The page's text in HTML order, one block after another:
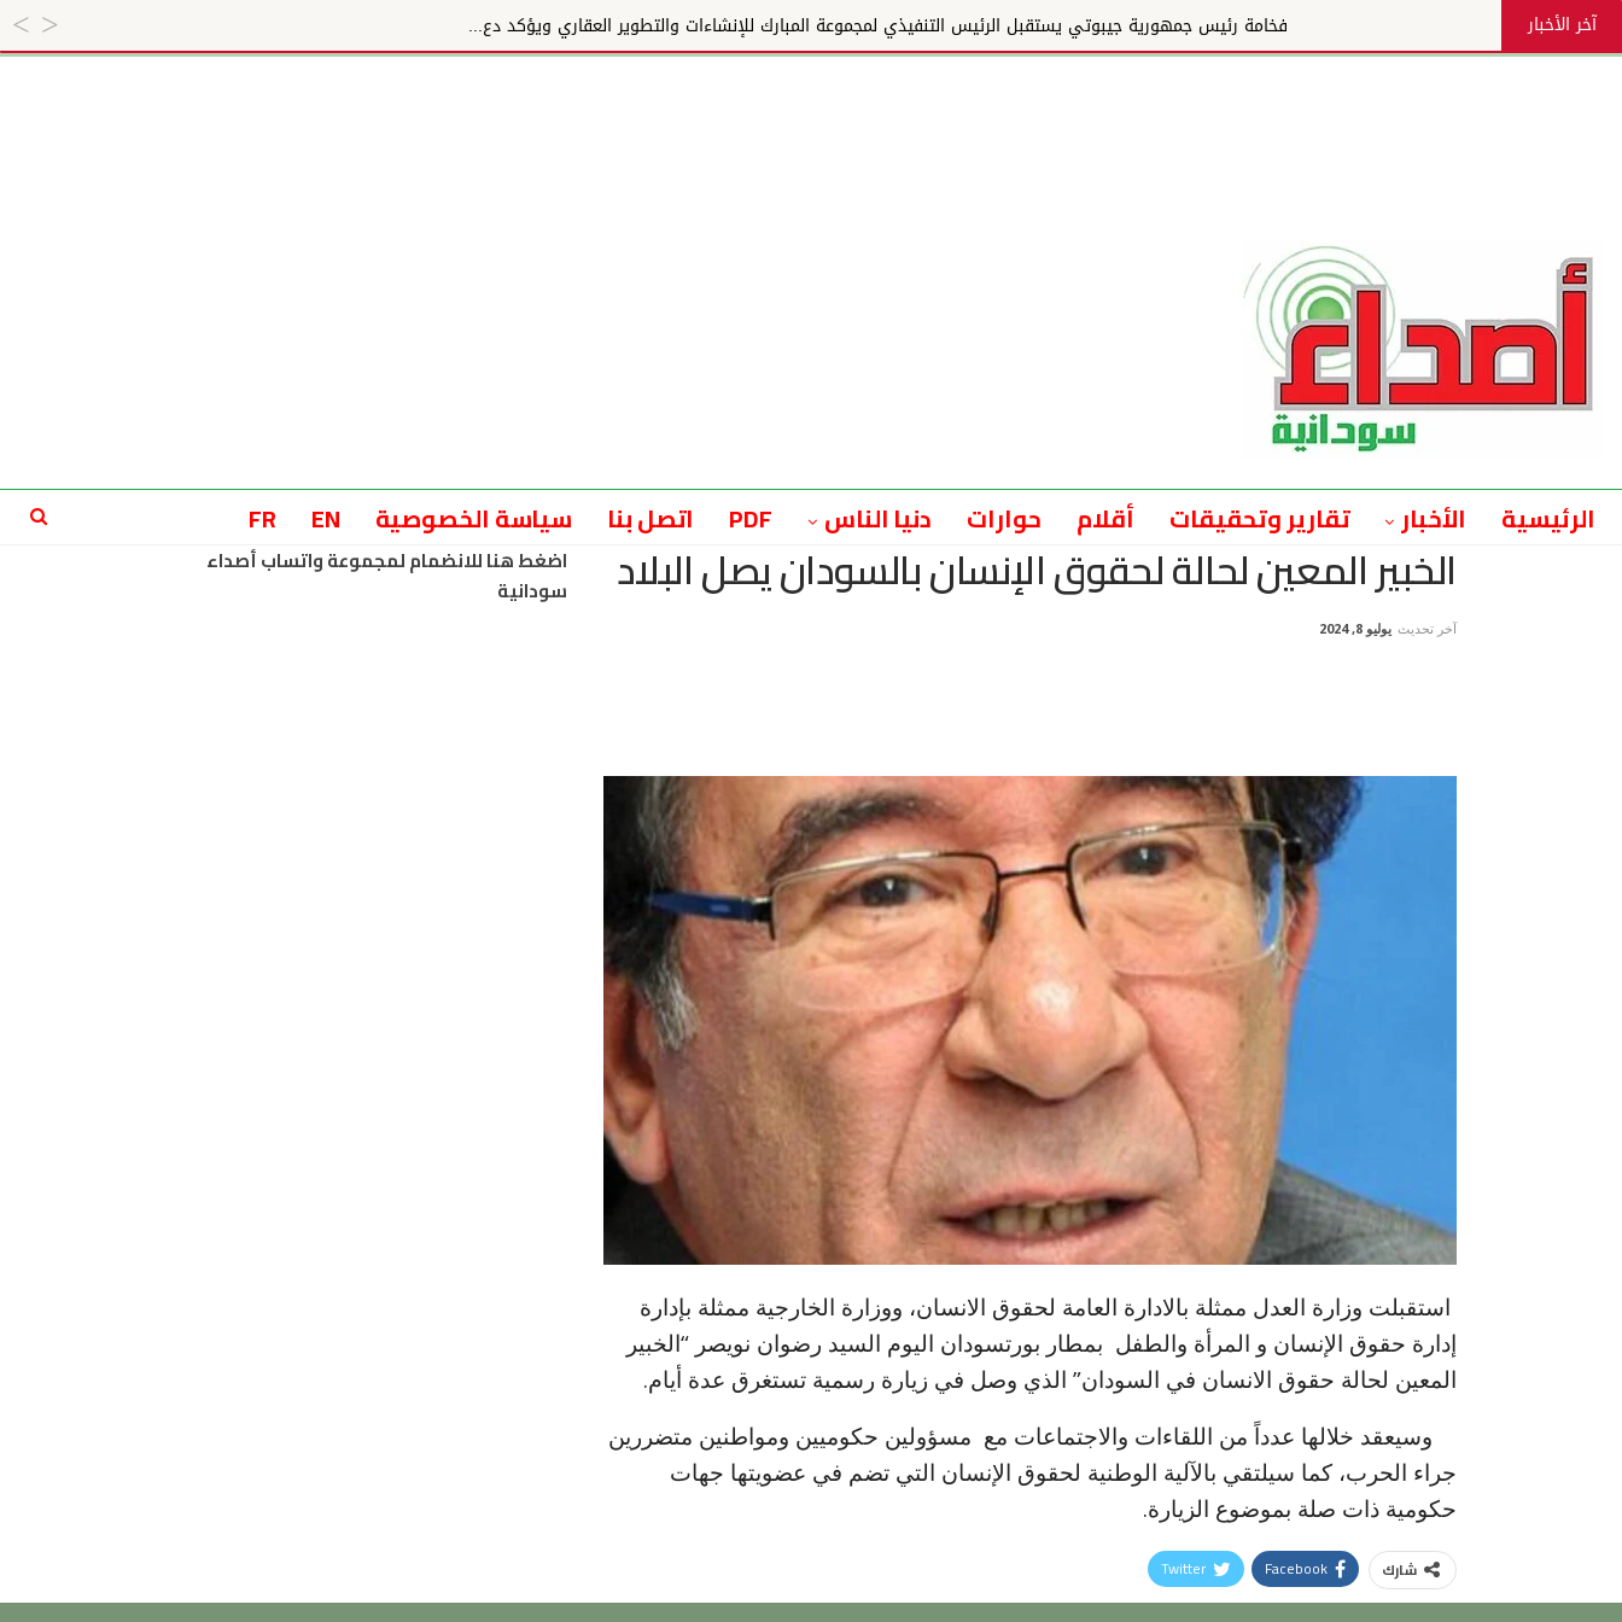
آخر الأخبار فخامة رئيس جمهورية جيبوتي يستقبل الرئيس التنفيذي لمجموعة المبارك للإنشاءات والتطوير العقاري ويؤكد دع...
الرئيسية الأخبار تقارير وتحقيقات أقلام حوارات دنيا الناس PDF اتصل بنا سياسة الخصوصية EN
FR
الخبير المعين لحالة لحقوق الإنسان بالسودان يصل البلاد
آخر تحديث يوليو 8, 2024
استقبلت وزارة العدل ممثلة بالادارة العامة لحقوق الانسان، ووزارة الخارجية ممثلة بإدارة
إدارة حقوق الإنسان و المرأة والطفل بمطار بورتسودان اليوم السيد رضوان نويصر “الخبير
المعين لحالة حقوق الانسان في السودان” الذي وصل في زيارة رسمية تستغرق عدة أيام.
وسيعقد خلالها عدداً من اللقاءات والاجتماعات مع مسؤولين حكوميين ومواطنين متضررين
جراء الحرب، كما سيلتقي بالآلية الوطنية لحقوق الإنسان التي تضم في عضويتها جهات
حكومية ذات صلة بموضوع الزيارة.
شارك Facebook
Twitter
اضغط هنا للانضمام لمجموعة واتساب أصداء
سودانية